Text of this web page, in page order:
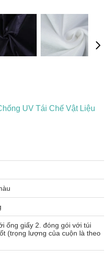
UV Tái Chế Vật Liệu
ống giấy 2. đóng gói với túi
(trọng lượng của cuộn là theo